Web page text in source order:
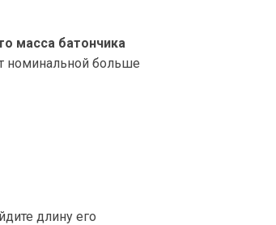
масса батончика
номинальной больше
длину его